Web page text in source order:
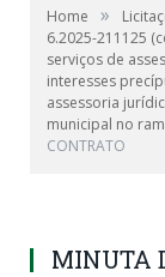
Home »
6.2025-211125
serviços de
interesses
assessoria
municipal no
CONTRATO
MINUTA